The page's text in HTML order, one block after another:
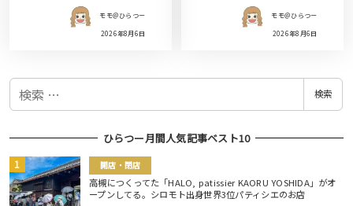
モモ＠ひらつー
2026年8月6日
モモ＠ひらつー
2026年8月6日
検
検索
ひらつー月間人気記事ベスト10
開店・閉店
高槻につくってた「HALO, patissier KAORU YOSHIDA」がオ
ープンしてる。シロモト出身世界3位パティシエのお店